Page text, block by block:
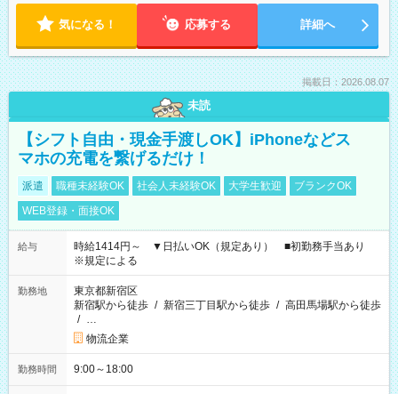
気になる！ 応募する 詳細へ
掲載日：2026.08.07
未読
【シフト自由・現金手渡しOK】iPhoneなどス
マホの充電を繋げるだけ！
派遣 職種未経験OK 社会人未経験OK 大学生歓迎
ブランクOK
WEB登録・面接OK
給与
時給1414円～ ▼日払いOK（規定あり） ■初勤務手当あり
※規定による
勤務地
東京都新宿区
新宿駅から徒歩 / 新宿三丁目駅から徒歩 / 高田馬場駅から徒歩
/ …
物流企業
勤務時間 9:00～18:00